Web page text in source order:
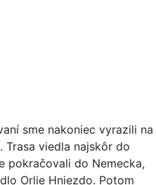
sme nakoniec vyrazili na
Trasa viedla najskôr do
pokračovali do Nemecka,
Orlie Hniezdo. Potom